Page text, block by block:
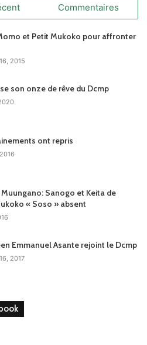
Commentaires
et Petit Mukoko pour affronter
2015
son onze de rêve du Dcmp
ont repris
Muungano: Sanogo et Keita de
« Soso » absent
Emmanuel Asante rejoint le Dcmp
2017